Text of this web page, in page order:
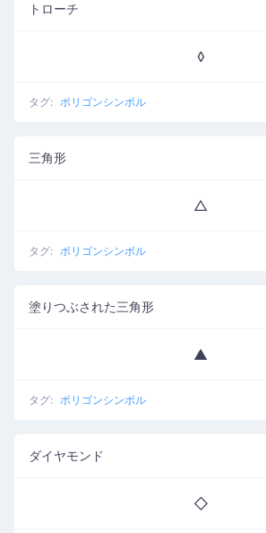
トローチ
◊
タグ: ポリゴンシンボル
三角形
△
タグ: ポリゴンシンボル
塗りつぶされた三角形
▲
タグ: ポリゴンシンボル
ダイヤモンド
◇